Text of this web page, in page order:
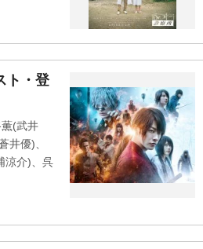
ト・登
(武井
井優)、
涼介)、呉